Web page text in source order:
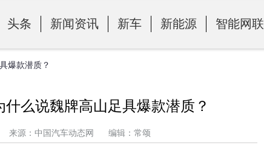
头条 新闻资讯 新车 新能源 智能网联
爆款潜质？
么说魏牌高山足具爆款潜质？
来源：中国汽车动态网 编辑：常颂